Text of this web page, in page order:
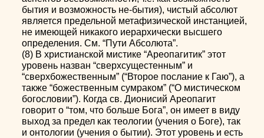
бытия и возможность не-бытия), чистый абсолют
является предельной метафизической инстанцией,
не имеющей никакого иерархически высшего
определения. См. “Пути Абсолюта”.
(8) В христианской мистике “Ареопагитик” этот
уровень назван “сверхсущестенным” и
“сверхбожественным” (“Второе послание к Гаю”), а
также “божественным сумраком” (“О мистическом
богословии”). Когда св. Дионисий Ареопагит
говорит о “том, что больше Бога”, он имеет в виду
выход за предел как теологии (учения о Боге), так
и онтологии (учения о бытии). Этот уровень и есть